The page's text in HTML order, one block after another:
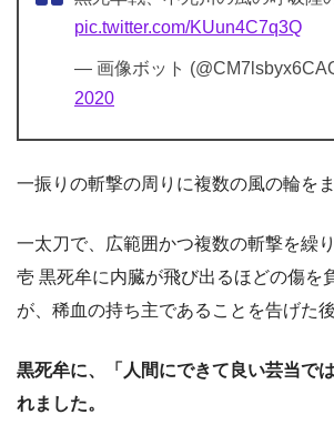
pic.twitter.com/KUun4C7q3Q
— 画像ボット
2020
一振りの斬撃の周りに複数の風の輪をま
一太刀で、広範囲かつ複数の斬撃を繰
壱 黒死牟に内臓が飛び出るほどの傷を
が、稀血の持ち主であることを告げた
黒死牟に、「人間にできて良い芸当で
れました。